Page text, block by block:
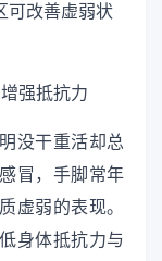
可改善虚弱状
没干重活却总
冒，手脚常年
虚弱的表现。
身体抵抗力与